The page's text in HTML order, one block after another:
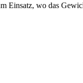
Einsatz, wo das